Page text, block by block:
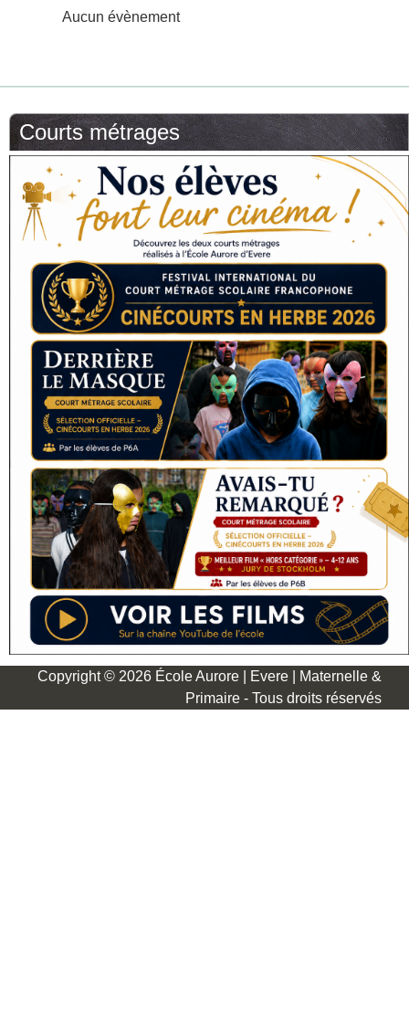
Aucun évènement
Courts métrages
Copyright © 2026 École Aurore | Evere | Maternelle &
Primaire - Tous droits réservés